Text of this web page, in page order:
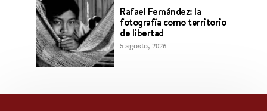
Rafael Fernández: la
fotografía como territorio
de libertad
5 agosto, 2026